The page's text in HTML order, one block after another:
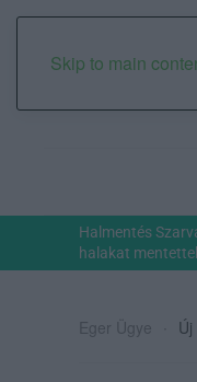
Skip to main
2026.
Halmentés
halakat
Eger Ügye